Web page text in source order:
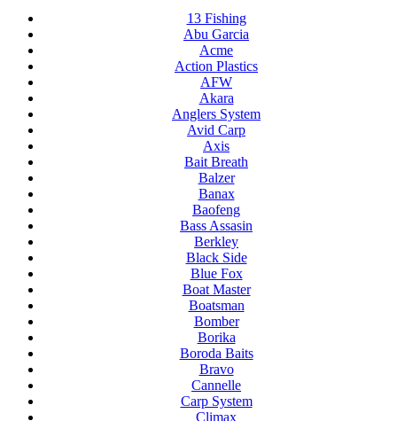
13 Fishing
Abu Garcia
Acme
Action Plastics
AFW
Akara
Anglers System
Avid Carp
Axis
Bait Breath
Balzer
Banax
Baofeng
Bass Assasin
Berkley
Black Side
Blue Fox
Boat Master
Boatsman
Bomber
Borika
Boroda Baits
Bravo
Cannelle
Carp System
Climax